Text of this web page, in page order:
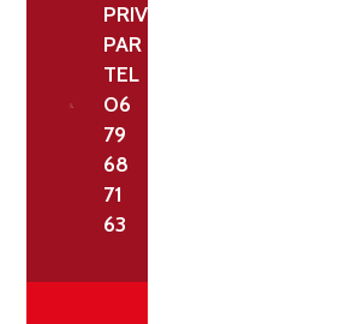
PRIVILÉGIÉ
PAR
TEL
06
79
68
71
63